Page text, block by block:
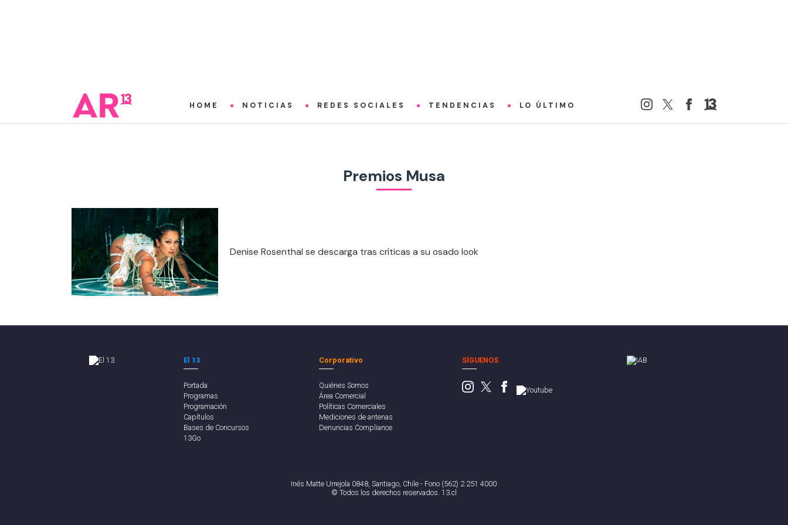
HOME NOTICIAS REDES SOCIALES TENDENCIAS LO ÚLTIMO
Premios Musa
Denise Rosenthal se descarga tras críticas a su osado look
El 13
Portada
Programas
Programación
Capítulos
Bases de Concursos
13Go
Corporativo
Quiénes Somos
Área Comercial
Políticas Comerciales
Mediciones de antenas
Denuncias Compliance
SÍGUENOS
Inés Matte Urrejola 0848, Santiago, Chile - Fono (562) 2 251 4000
© Todos los derechos reservados. 13.cl